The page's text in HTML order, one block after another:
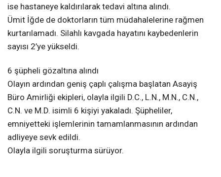
ise hastaneye kaldırılarak tedavi altına alındı.
Ümit İğde de doktorların tüm müdahalelerine rağmen
kurtarılamadı. Silahlı kavgada hayatını kaybedenlerin
sayısı 2’ye yükseldi.
6 şüpheli gözaltına alındı
Olayın ardından geniş çaplı çalışma başlatan Asayiş
Büro Amirliği ekipleri, olayla ilgili D.C., L.N., M.N., C.N.,
C.N. ve M.D. isimli 6 kişiyi yakaladı. Şüpheliler,
emniyetteki işlemlerinin tamamlanmasının ardından
adliyeye sevk edildi.
Olayla ilgili soruşturma sürüyor.